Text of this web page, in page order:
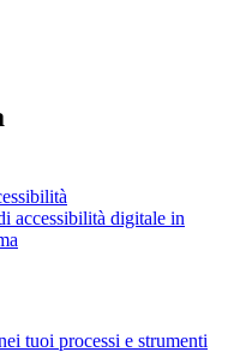
accessibilità digitale in
tuoi processi e strumenti